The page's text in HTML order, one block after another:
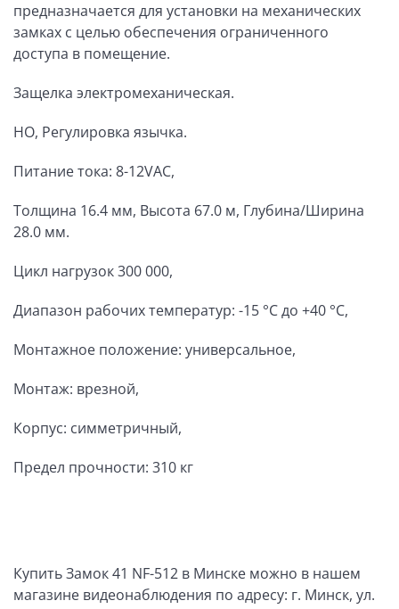
предназначается для установки на механических
замках с целью обеспечения ограниченного
доступа в помещение.
Защелка электромеханическая.
НО, Регулировка язычка.
Питание тока: 8-12VAC,
Толщина 16.4 мм, Высота 67.0 м, Глубина/Ширина
28.0 мм.
Цикл нагрузок 300 000,
Диапазон рабочих температур: -15 °C до +40 °C,
Монтажное положение: универсальное,
Монтаж: врезной,
Корпус: симметричный,
Предел прочности: 310 кг
Купить Замок 41 NF-512 в Минске можно в нашем
магазине видеонаблюдения по адресу: г. Минск, ул.